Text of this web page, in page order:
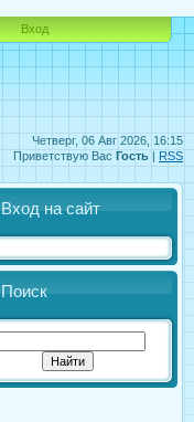
Четверг, 06 Авг 2026, 16:15
Приветствую Вас Гость | RSS
Вход
Вход на сайт
Поиск